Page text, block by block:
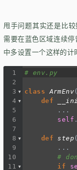
甩手问题其实还是比
需要在蓝色区域连续
中多设置一个这样的计
1
# env.py
2
3
class ArmEnv(
4
def
5
...
6
self .
7
8
def step (
9
...
10
#
11
if